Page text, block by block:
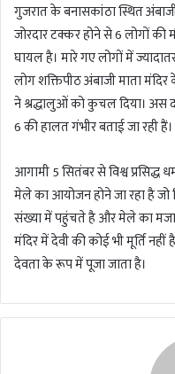
a
n
e
m
a
i
गुजरात के बनासकांठा स्थित
जोरदार टक्कर होने से 6 लोगों की
घायल है। मारे गए लोगों में
लोग शक्तिपीठ अंबाजी माता
ने श्रद्धालुओं को कुचल दिया। अस
6 की हालत गंभीर बताई जा रही हैं।
आगामी 5 सितंबर से विश्व प्रसिद्ध
मेले का आयोजन होने जा रहा है जो
संख्या में पहुंचते है और मेले का मजा
मंदिर में देवी की कोई भी मूर्ति नहीं
देवता के रूप में पूजा जाता है।